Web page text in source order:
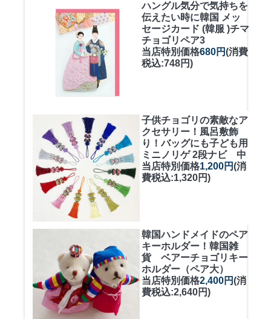
ハングル気分で気持ちを
伝えたい時に韓国 メッ
セージカード (韓服 )チマ
チョゴリペア3
当店特別価格680円(消費
税込:748円)
子供チョゴリの素敵なア
クセサリー！風呂敷飾
り！バッグにも子ども用
ミニノリゲ 2段ナビ 中
当店特別価格1,200円(消
費税込:1,320円)
韓国ハンドメイドのペア
キーホルダー！ 韓国雑
貨 ベアーチョゴリキー
ホルダー（ペア大）
当店特別価格2,400円(消
費税込:2,640円)